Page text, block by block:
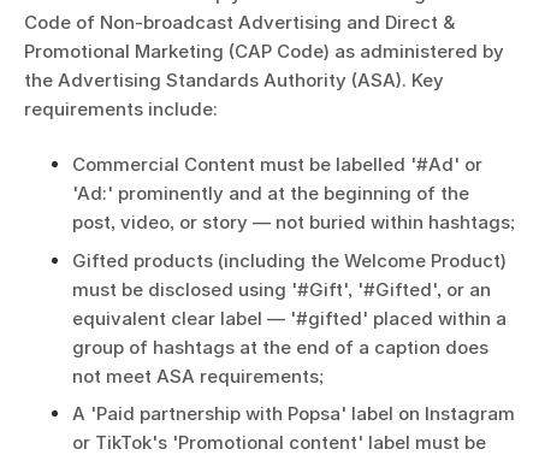
Code of Non-broadcast Advertising and Direct &
Promotional Marketing (CAP Code) as administered by
the Advertising Standards Authority (ASA). Key
requirements include:
Commercial Content must be labelled '#Ad' or
'Ad:' prominently and at the beginning of the
post, video, or story — not buried within hashtags;
Gifted products (including the Welcome Product)
must be disclosed using '#Gift', '#Gifted', or an
equivalent clear label — '#gifted' placed within a
group of hashtags at the end of a caption does
not meet ASA requirements;
A 'Paid partnership with Popsa' label on Instagram
or TikTok's 'Promotional content' label must be